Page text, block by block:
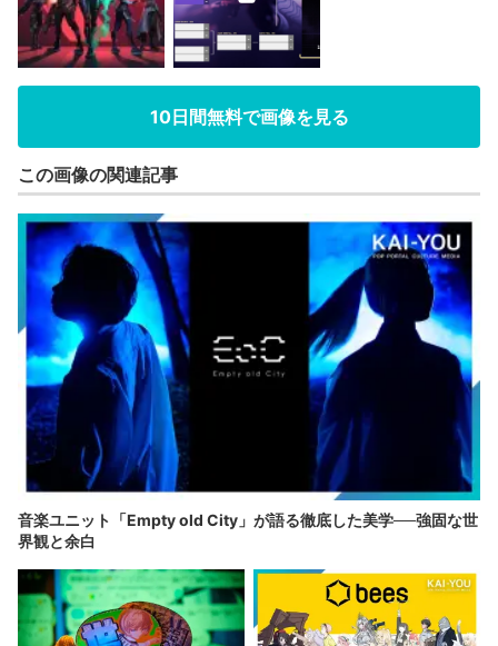
10日間無料で画像を見る
この画像の関連記事
音楽ユニット「Empty old City」が語る徹底した美学──強固な世
界観と余白